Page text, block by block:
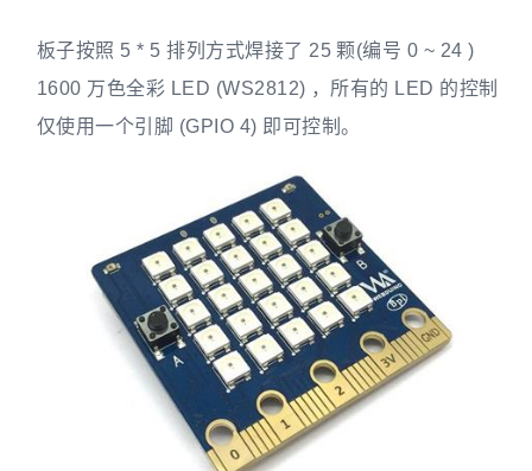
板子按照 5 * 5 排列方式焊接了 25 颗(编号 0 ~ 24 )
1600 万色全彩 LED (WS2812) ，所有的 LED 的控制
仅使用一个引脚 (GPIO 4) 即可控制。